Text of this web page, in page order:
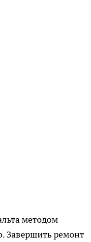
методом
Завершить ремонт